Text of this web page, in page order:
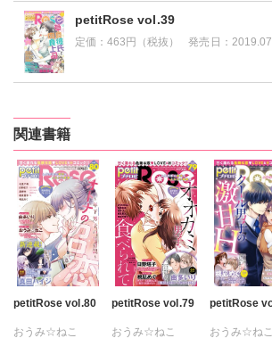
petitRose vol.39
定価：463円（税抜） 発売日：
関連書籍
petitRose vol.80
おうみ☆ねこ
petitRose vol.79
おうみ☆ねこ
petitRose
おうみ☆ねこ